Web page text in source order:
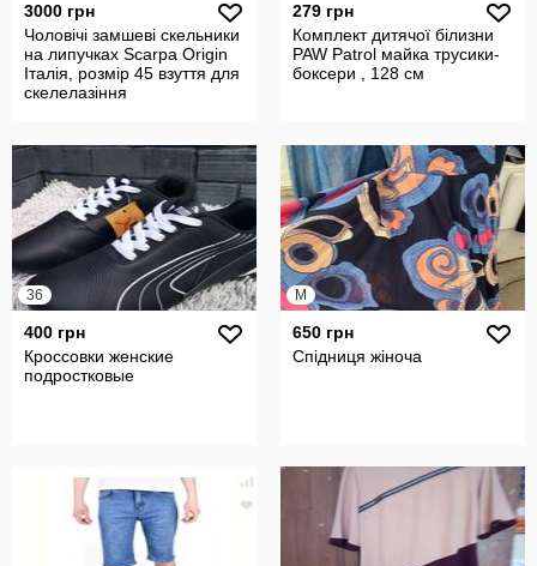
3000 грн
Чоловічі замшеві скельники
на липучках Scarpa Origin
Італія, розмір 45 взуття для
скелелазіння
279 грн
Комплект дитячої білизни
PAW Patrol майка трусики-
боксери , 128 см
36
400 грн
Кроссовки женские
подростковые
M
650 грн
Спідниця жіноча